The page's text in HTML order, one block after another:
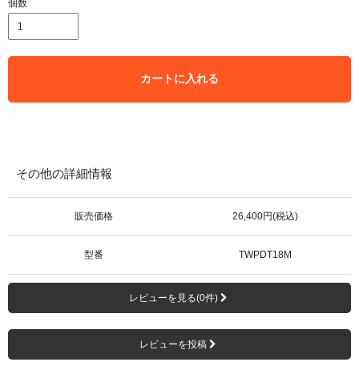
個数
カートに入れる
その他の詳細情報
販売価格 26,400円(税込)
型番 TWPDT18M
レビューを見る(0件)
レビューを投稿